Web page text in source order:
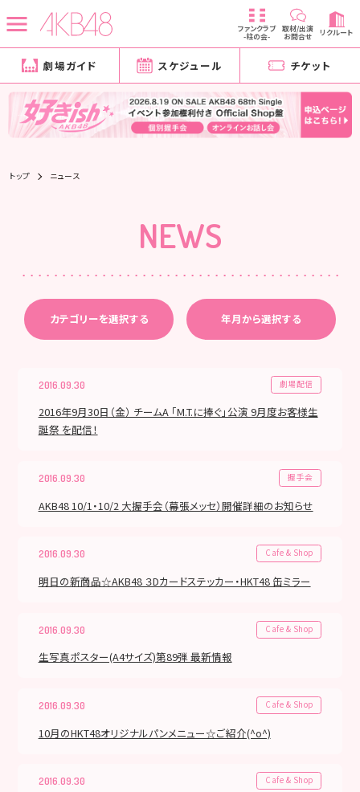
ファンクラブ
-柱の会-
取材/出演
お問合せ リクルート
劇場ガイド スケジュール チケット
トップ ニュース
NEWS
カテゴリーを選択する 年月から選択する
2016.09.30 劇場配信
2016年9月30日（金） チームA 「M.T.に捧ぐ」公演 9月度お客様生
誕祭 を配信！
2016.09.30 握手会
AKB48 10/1・10/2 大握手会（幕張メッセ）開催詳細のお知らせ
2016.09.30 Cafe & Shop
明日の新商品☆AKB48 ３Dカードステッカー・HKT48 缶ミラー
2016.09.30 Cafe & Shop
生写真ポスター(A4サイズ)第89弾 最新情報
2016.09.30 Cafe & Shop
10月のHKT48オリジナルパンメニュー☆ご紹介(^o^)
2016.09.30 Cafe & Shop